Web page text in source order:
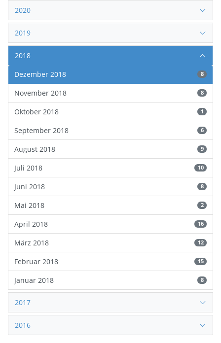
2020
2019
2018
Dezember 2018
8
November 2018 8
Oktober 2018 1
September 2018 6
August 2018 9
Juli 2018 10
Juni 2018 8
Mai 2018 2
April 2018 16
März 2018 12
Februar 2018 15
Januar 2018 8
2017
2016